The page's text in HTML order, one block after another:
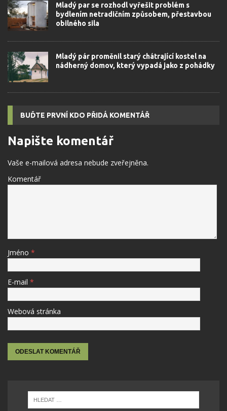
Mladý par se rozhodl vyřešit problém s
bydlením netradičním způsobem, přestavbou
obilného sila
Mladý pár proměnil starý chátrající kostel na
nádherný domov, který vypadá jako z pohádky
BUĎTE PRVNÍ KDO PŘIDÁ KOMENTÁŘ
Napište komentář
Vaše e-mailová adresa nebude zveřejněna.
Komentář
Jméno *
E-mail *
Webová stránka